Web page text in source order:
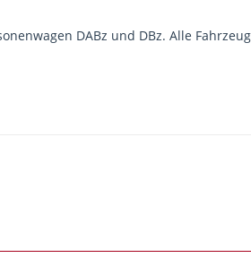
DABz und DBz. Alle